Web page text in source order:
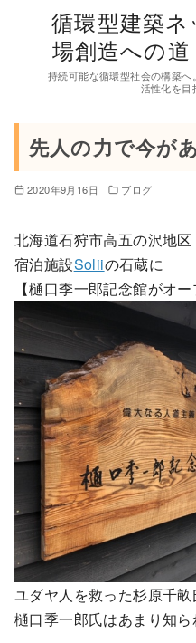
循環型建築
場創造への道
持続可能な循環型社会の構築
活性化を目
先人の力で今が
2020年9月16日 ブログ
北海道石狩市高五の沢地区
宿泊施設Soliiの石蔵に
【樋口季一郎記念館がオー
ユダヤ人を救った杉原千
樋口季一郎氏はあまり知